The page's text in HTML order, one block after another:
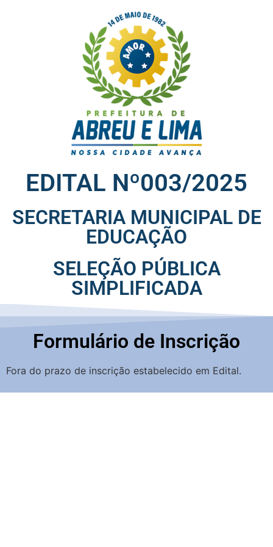
EDITAL Nº003/2025
SECRETARIA MUNICIPAL DE
EDUCAÇÃO
SELEÇÃO PÚBLICA
SIMPLIFICADA
Formulário de Inscrição
Fora do prazo de inscrição estabelecido em Edital.